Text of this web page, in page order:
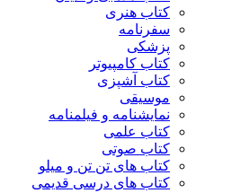
کتاب هنری
سفرنامه
پزشکی
کتاب کامپیوتر
کتاب آشپزی
موسیقی
نمایشنامه و فیلمنامه
کتاب علمی
کتاب صوتی
کتاب های تن تن و میلو
کتاب های درسی قدیمی